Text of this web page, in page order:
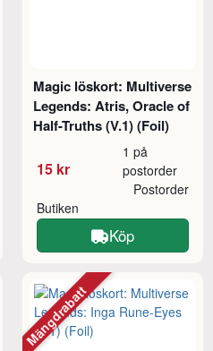
Magic löskort: Multiverse
Legends: Atris, Oracle of
Half-Truths (V.1) (Foil)
15 kr
1 på
postorder
Butiken
Postorder
Köp
Mängdrabatt